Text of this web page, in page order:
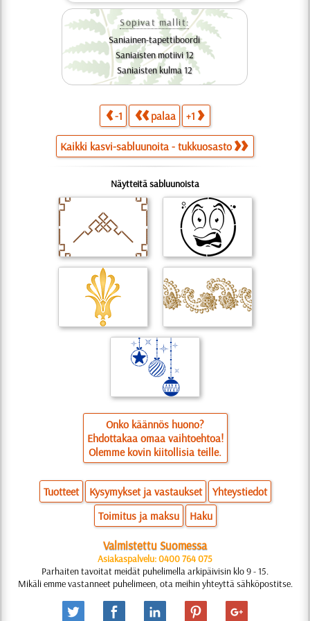
Sopivat mallit:
Saniainen-tapettiboordi
Saniaisten motiivi 12
Saniaisten kulma 12
-1 palaa +1
Kaikki kasvi-sabluunoita - tukkuosasto
Näytteitä sabluunoista
Onko käännös huono?
Ehdottakaa omaa vaihtoehtoa!
Olemme kovin kiitollisia teille.
Tuotteet Kysymykset ja vastaukset
Yhteystiedot
Toimitus ja maksu
Haku
Valmistettu Suomessa
Asiakaspalvelu: 0400 764 075
Parhaiten tavoitat meidät puhelimella arkipäivisin klo 9 - 15.
Mikäli emme vastanneet puhelimeen, ota meihin yhteyttä sähköpostitse.